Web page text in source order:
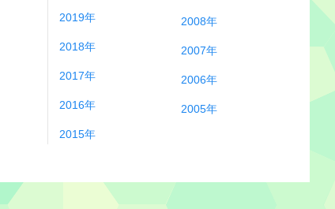
2019年
2018年
2017年
2016年
2015年
2008年
2007年
2006年
2005年